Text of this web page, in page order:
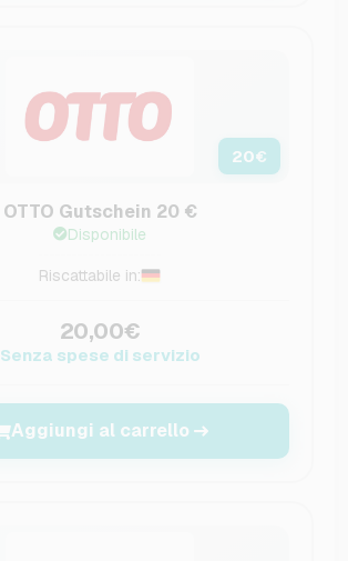
20€
OTTO Gutschein 20 €
Disponibile
Riscattabile in:
20,00€
Senza spese di servizio
Aggiungi al carrello